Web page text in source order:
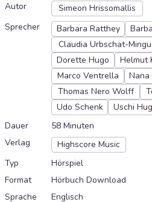
Autor
Simeon Hrissomallis
Sprecher
Barbara Ratthey
Claudia Urbschat-
Dorette Hugo
Helmut
Marco Ventrella
Nana
Thomas Nero Wolff
Udo Schenk
Uschi
Dauer
58 Minuten
Verlag
Highscore Music
Typ
Hörspiel
Format
Hörbuch Download
Sprache
Englisch